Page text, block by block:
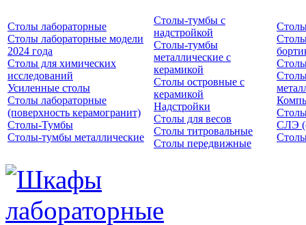
Столы лабораторные
Столы лабораторные модели
2024 года
Столы для химических
исследований
Усиленные столы
Столы лабораторные
(поверхность керамогранит)
Столы-Тумбы
Столы-тумбы металлические
Столы-тумбы с
надстройкой
Столы-тумбы
металлические с
керамикой
Столы островные с
керамикой
Надстройки
Столы для весов
Столы титровальные
Столы передвижные
СЛЭ